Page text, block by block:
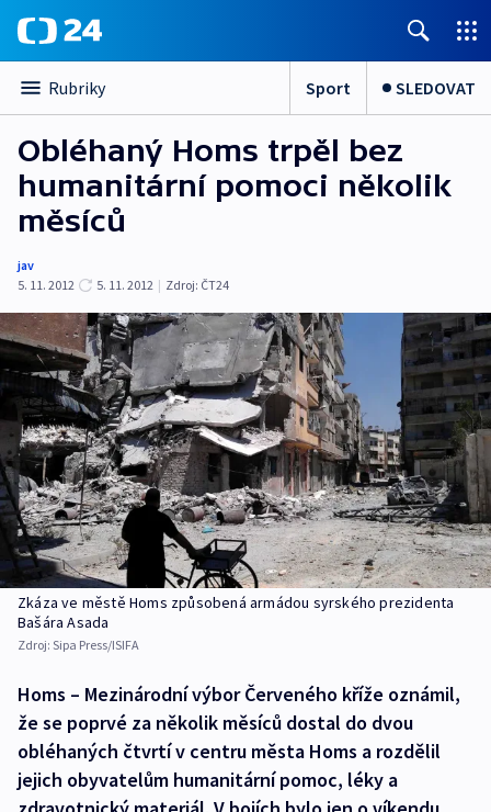
Rubriky Sport SLEDOVAT
Obléhaný Homs trpěl bez
humanitární pomoci několik
měsíců
jav
5. 11. 2012
5. 11. 2012 | Zdroj: ČT24
Zkáza ve městě Homs způsobená armádou syrského prezidenta
Bašára Asada
Zdroj: Sipa Press/ISIFA
Homs – Mezinárodní výbor Červeného kříže oznámil,
že se poprvé za několik měsíců dostal do dvou
obléhaných čtvrtí v centru města Homs a rozdělil
jejich obyvatelům humanitární pomoc, léky a